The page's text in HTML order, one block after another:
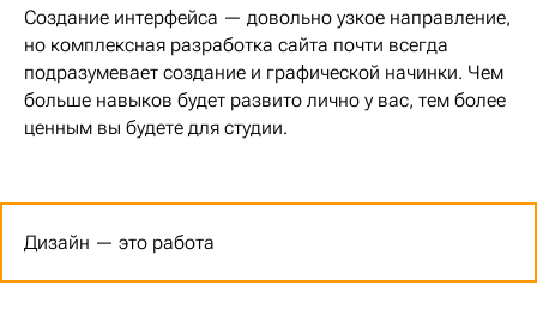
Создание интерфейса — довольно узкое направление,
но комплексная разработка сайта почти всегда
подразумевает создание и графической начинки. Чем
больше навыков будет развито лично у вас, тем более
ценным вы будете для студии.
Дизайн — это работа